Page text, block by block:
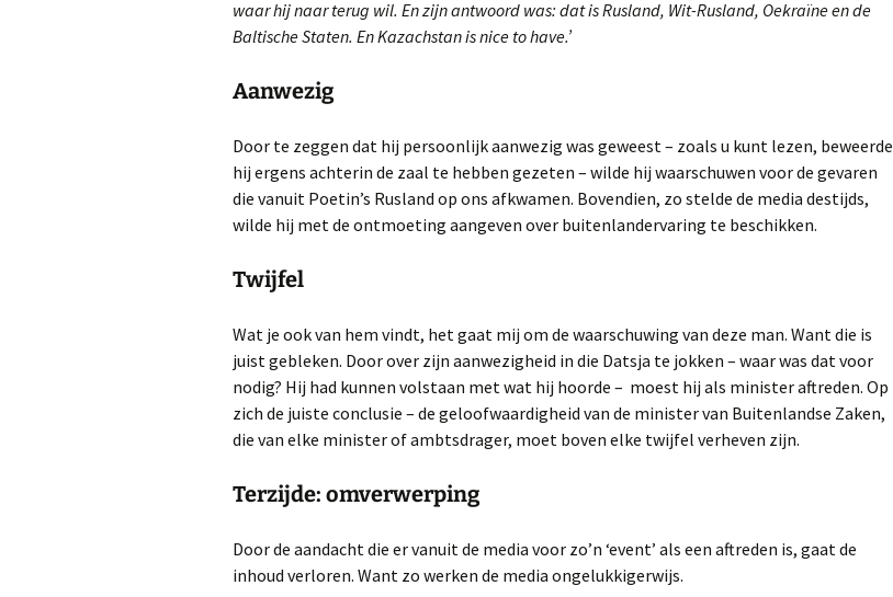
waar hij naar terug wil. En zijn antwoord was: dat is Rusland, Wit-Rusland, Oekraïne en de
Baltische Staten. En Kazachstan is nice to have.’
Aanwezig
Door te zeggen dat hij persoonlijk aanwezig was geweest – zoals u kunt lezen, beweerde
hij ergens achterin de zaal te hebben gezeten – wilde hij waarschuwen voor de gevaren
die vanuit Poetin’s Rusland op ons afkwamen. Bovendien, zo stelde de media destijds,
wilde hij met de ontmoeting aangeven over buitenlandervaring te beschikken.
Twijfel
Wat je ook van hem vindt, het gaat mij om de waarschuwing van deze man. Want die is
juist gebleken. Door over zijn aanwezigheid in die Datsja te jokken – waar was dat voor
nodig? Hij had kunnen volstaan met wat hij hoorde – moest hij als minister aftreden. Op
zich de juiste conclusie – de geloofwaardigheid van de minister van Buitenlandse Zaken,
die van elke minister of ambtsdrager, moet boven elke twijfel verheven zijn.
Terzijde: omverwerping
Door de aandacht die er vanuit de media voor zo’n ‘event’ als een aftreden is, gaat de
inhoud verloren. Want zo werken de media ongelukkigerwijs.